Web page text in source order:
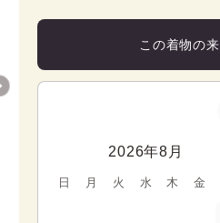
この着物の
2026年8月
日 月 火 水 木 金